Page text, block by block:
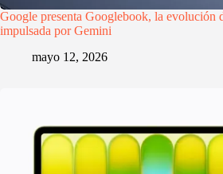
Google presenta Googlebook, la evolución
impulsada por Gemini
mayo 12, 2026